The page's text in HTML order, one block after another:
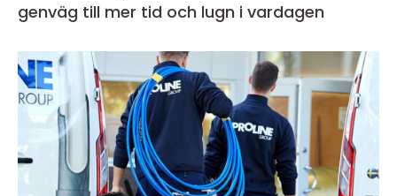
genväg till mer tid och lugn i vardagen